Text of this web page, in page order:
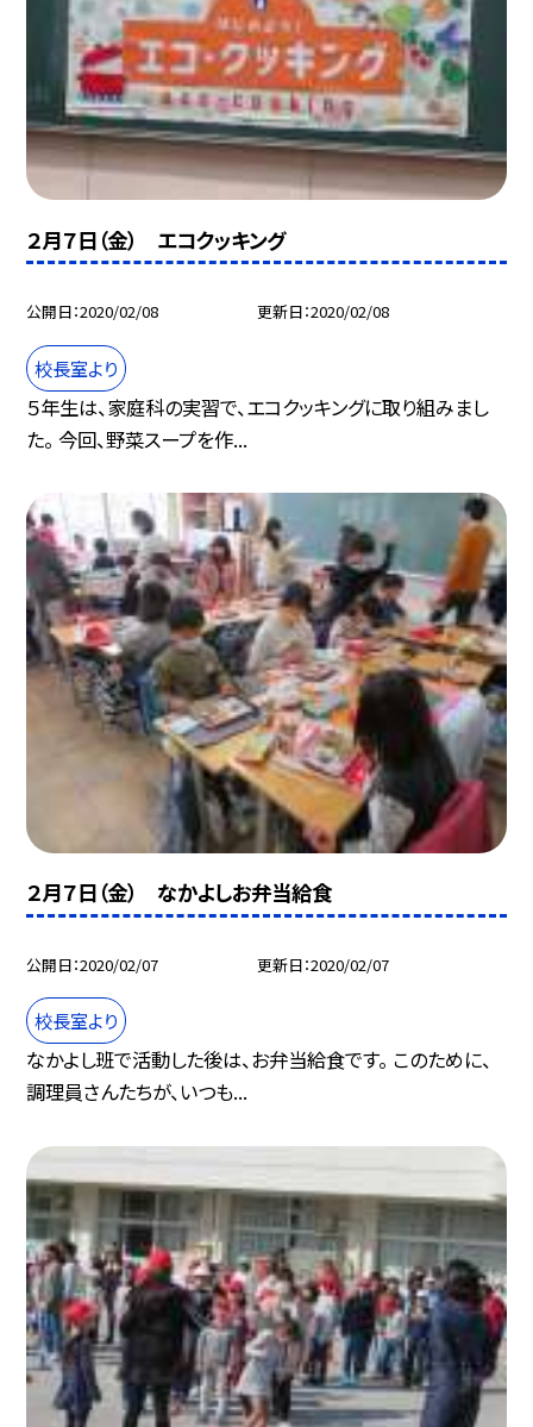
２月７日（金） エコクッキング
公開日 2020/02/08 更新日 2020/02/08
校長室より
５年生は、家庭科の実習で、エコクッキングに取り組みまし
た。 今回、野菜スープを作...
２月７日（金） なかよしお弁当給食
公開日 2020/02/07 更新日 2020/02/07
校長室より
なかよし班で活動した後は、お弁当給食です。 このために、
調理員さんたちが、いつも...